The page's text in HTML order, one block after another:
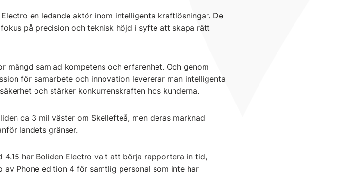
en ledande aktör inom intelligenta kraftlösningar. De
på precision och teknisk höjd i syfte att skapa rätt
mängd samlad kompetens och erfarenhet. Och genom
för samarbete och innovation levererar man intelligenta
och stärker konkurrenskraften hos kunderna.
ca 3 mil väster om Skellefteå, men deras marknad
landets gränser.
4.15 har Boliden Electro valt att börja rapportera in tid,
Phone edition 4 för samtlig personal som inte har